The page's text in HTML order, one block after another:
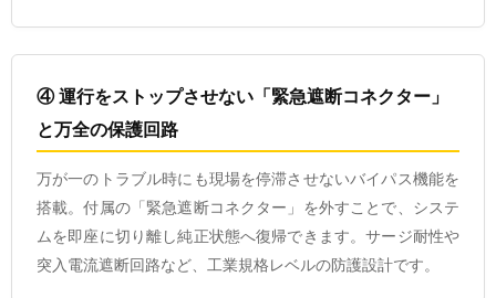
④ 運行をストップさせない「緊急遮断コネクター」
と万全の保護回路
万が一のトラブル時にも現場を停滞させないバイパス機能を
搭載。付属の「緊急遮断コネクター」を外すことで、システ
ムを即座に切り離し純正状態へ復帰できます。サージ耐性や
突入電流遮断回路など、工業規格レベルの防護設計です。